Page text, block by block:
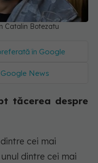
Catalin Botezatu
în Google
News
tăcerea despre
cei mai
dintre cei mai